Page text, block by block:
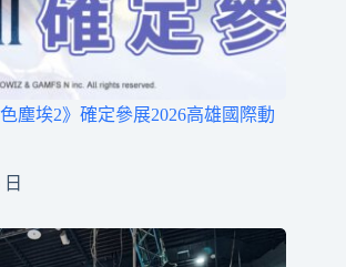
塵埃2》確定參展2026高雄國際動